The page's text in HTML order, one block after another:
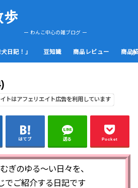
中心の雑ブログ ー
日記！」 豆知識 商品レビュー 商品
トはアフェリエイト広告を利用しています
はてブ 送る Pocket
ぎのゆる～い日々を、
でご紹介する日記です